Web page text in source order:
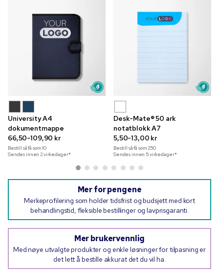
University A4
dokumentmappe
66,50-109,90 kr
Bestill så få som10
Sendes innen 2 virkedager*
Desk-Mate® 50 ark
notatblokk A7
5,50-13,00 kr
Bestill så få som250
Sendes innen 5 virkedager*
Mer for pengene
Merkeprofilering som holder tidsfrist og budsjett med kort
behandlingstid, fleksible bestillinger og lavprisgaranti.
Mer brukervennlig
Med nøye utvalgte produkter og enkle løsninger for tilpasning er
det lett å bestille akkurat det du vil ha.